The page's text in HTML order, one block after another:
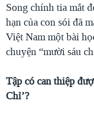
Song chính tia mắt
hạn của con sói đã
Việt Nam một bài
chuyện “mười sáu
Tập có can thiệp
Chỉ’?